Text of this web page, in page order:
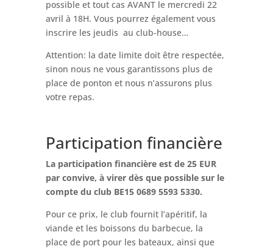
possible et tout cas AVANT le mercredi 22
avril à 18H. Vous pourrez également vous
inscrire les jeudis au club-house…
Attention: la date limite doit être respectée,
sinon nous ne vous garantissons plus de
place de ponton et nous n’assurons plus
votre repas.
Participation financière
La participation financière est de 25 EUR
par convive, à virer dès que possible sur le
compte du club BE15 0689 5593 5330.
Pour ce prix, le club fournit l’apéritif, la
viande et les boissons du barbecue, la
place de port pour les bateaux, ainsi que